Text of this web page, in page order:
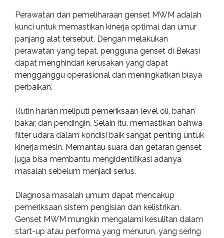
Perawatan dan pemeliharaan genset MWM adalah
kunci untuk memastikan kinerja optimal dan umur
panjang alat tersebut. Dengan melakukan
perawatan yang tepat, pengguna genset di Bekasi
dapat menghindari kerusakan yang dapat
mengganggu operasional dan meningkatkan biaya
perbaikan.
Rutin harian meliputi pemeriksaan level oli, bahan
bakar, dan pendingin. Selain itu, memastikan bahwa
filter udara dalam kondisi baik sangat penting untuk
kinerja mesin. Memantau suara dan getaran genset
juga bisa membantu mengidentifikasi adanya
masalah sebelum menjadi serius.
Diagnosa masalah umum dapat mencakup
pemeriksaan sistem pengisian dan kelistrikan.
Genset MWM mungkin mengalami kesulitan dalam
start-up atau performa yang menurun, yang sering